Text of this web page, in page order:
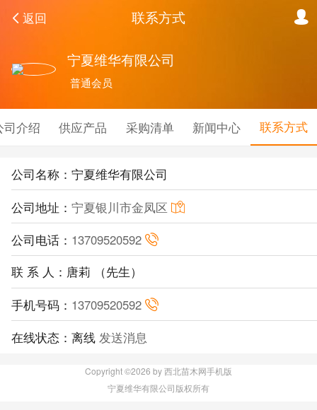
返回 联系方式
宁夏维华有限公司
普通会员
司介绍 供应产品 采购清单 新闻中心 联系方式
公司名称：宁夏维华有限公司
公司地址： 宁夏银川市金凤区
公司电话： 13709520592
联 系 人：唐莉 （先生）
手机号码： 13709520592
在线状态： 离线 发送消息
Copyright ©2026 by 西北苗木网手机版
宁夏维华有限公司版权所有